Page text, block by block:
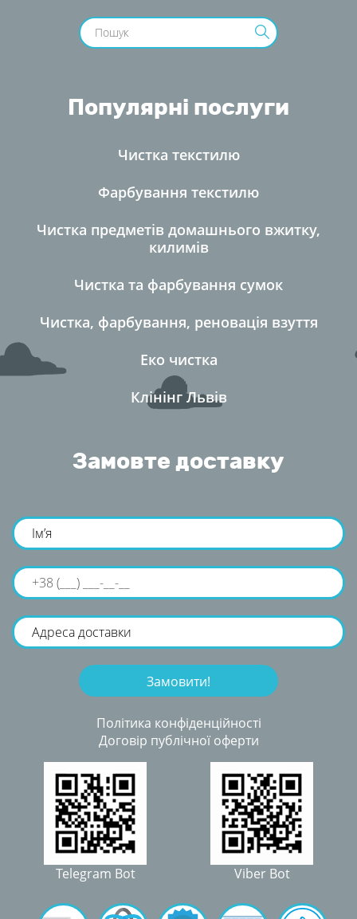
Популярні послуги
Чистка текстилю
Фарбування текстилю
Чистка предметів домашнього вжитку,
килимі
Чистка та фарбування сумок
Чистка, фарбування, реновація взуття
Еко чистка
Клінінг Льві
Замовте доставку
Політика конфіденційності
Договір публічної оферти
Telegram Bot Viber Bot